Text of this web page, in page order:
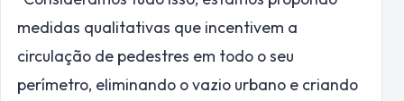
medidas qualitativas que incentivem a
circulação de pedestres em todo o seu
perímetro, eliminando o vazio urbano e criando